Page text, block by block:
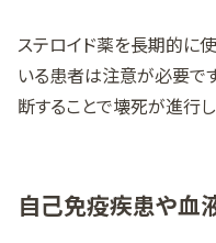
ステロイド薬を長期的に
いる患者は注意が必要で
断することで壊死が進行し
自己免疫疾患や血